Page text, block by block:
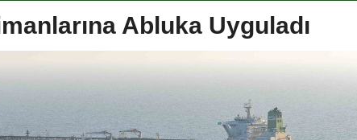
Abluka Uyguladı
Kupası’nı
Antrenörlüğe ”Hayır” diyen Mertens,